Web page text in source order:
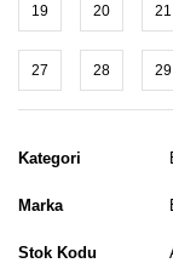
19 20 21
27 28 29
Kategori
Marka
Stok Kodu